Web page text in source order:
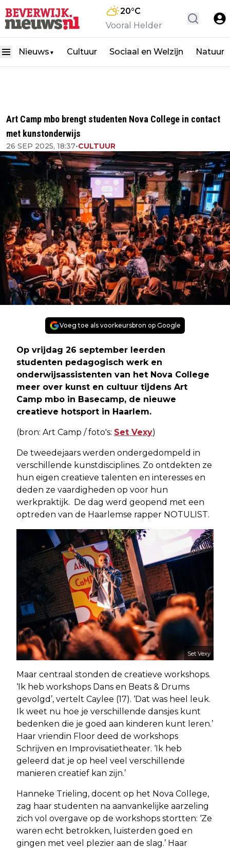
20°C
Vooral Helder
Nieuws ▼ Cultuur Sociaal en Welzijn Natuur
Art Camp mbo brengt studenten Nova College in contact
met kunstonderwijs
26 SEP 2025, 18:37•CULTUUR
Voeg toe als voorkeursbron op Google
Op vrijdag 26 september leerden
studenten pedagogisch werk en
onderwijsassistenten van het Nova College
meer over kunst en cultuur tijdens Art
Camp mbo in Basecamp, de nieuwe
creatieve hotsport in Haarlem.
(bron: Art Camp / foto's: Set Vexy)
De tweedejaars werden ondergedompeld in
verschillende kunstdisciplines. Zo ontdekten ze
hun eigen creatieve talenten en interesses en
deden ze vaardigheden op voor hun
werkpraktijk. De dag werd geopend met een
optreden van de Haarlemse rapper NOTULIST.
Set Vexy
Maar centraal stonden de creatieve workshops.
‘Ik heb workshops Dans en Beats & Drums
gevolgd’, vertelt Caylee (17). ‘Dat was heel leuk.
Ik weet nu hoe je verschillende dansjes kunt
bedenken die je goed aan kinderen kunt leren.’
Haar vriendin Floor deed de workshops
Schrijven en Improvisatietheater. ‘Ik heb
geleerd dat je op heel veel verschillende
manieren creatief kan zijn.’
Hanneke Trieling, docent op het Nova College,
zag haar studenten na aanvankelijke aarzeling
zich vol overgave op de workshops stortten: ‘Ze
waren echt betrokken, luisterden goed en
gingen met veel plezier aan de slag.’ Haar